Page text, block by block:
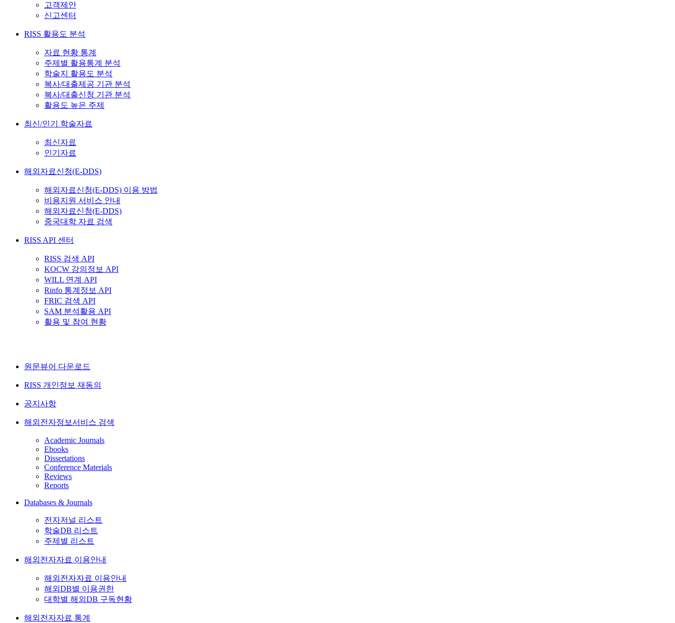
고객제안
신고센터
RISS 활용도 분석
자료 현황 통계
주제별 활용통계 분석
학술지 활용도 분석
복사/대출제공 기관 분석
복사/대출신청 기관 분석
활용도 높은 주제
최신/인기 학술자료
최신자료
인기자료
해외자료신청(E-DDS)
해외자료신청(E-DDS) 이용 방법
비용지원 서비스 안내
해외자료신청(E-DDS)
중국대학 자료 검색
RISS API 센터
RISS 검색 API
KOCW 강의정보 API
WILL 연계 API
Rinfo 통계정보 API
FRIC 검색 API
SAM 분석활용 API
활용 및 참여 현황
원문뷰어 다운로드
RISS 개인정보 재동의
공지사항
해외전자정보서비스 검색
Academic Journals
Ebooks
Dissertations
Conference Materials
Reviews
Reports
Databases & Journals
전자저널 리스트
학술DB 리스트
주제별 리스트
해외전자자료 이용안내
해외전자자료 이용안내
해외DB별 이용권한
대학별 해외DB 구독현황
해외전자자료 통계